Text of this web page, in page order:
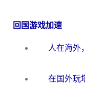
回国游戏加速